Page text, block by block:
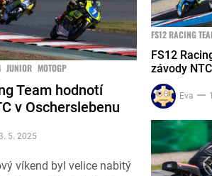
JUNIOR MOTOGP
Team hodnotí
v Oscherslebenu
5. 2025
víkend byl velice nabitý
FS12 RACING
FS12
závody
Eva